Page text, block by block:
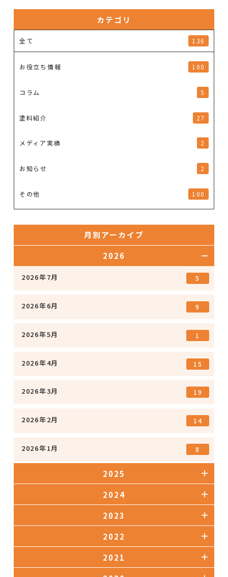
カテゴリ
全て 136
お役立ち情報 100
コラム 5
塗料紹介 27
メディア実績 2
お知らせ 2
その他 100
月別アーカイブ
2026
2026年7月 5
2026年6月 9
2026年5月 1
2026年4月 15
2026年3月 19
2026年2月 14
2026年1月 8
2025
2024
2023
2022
2021